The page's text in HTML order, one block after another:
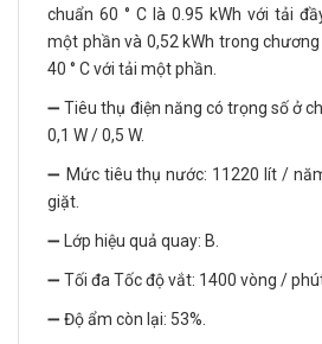
chuẩn 60 ° C là 0.95 kWh với tải
một phần và 0,52 kWh trong
40 ° C với tải một phần.
➖ Tiêu thụ điện năng có trọng số ở
0,1 W / 0,5 W.
➖ Mức tiêu thụ nước: 11220 lít /
giặt.
➖ Lớp hiệu quả quay: B.
➖ Tối đa Tốc độ vắt: 1400 vòng /
➖ Độ ẩm còn lại: 53%.